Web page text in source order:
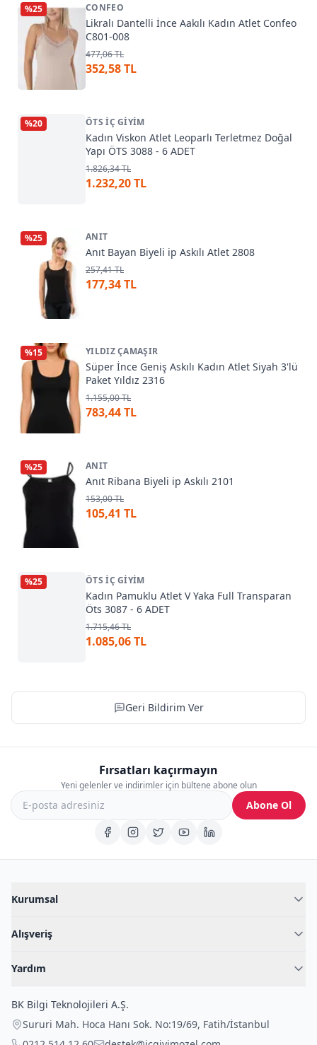
%25 CONFEO
Likralı Dantelli İnce Aakılı Kadın Atlet Confeo
C801-008
477,06 TL
352,58 TL
%20 ÖTS İÇ GIYIM
Kadın Viskon Atlet Leoparlı Terletmez Doğal
Yapı ÖTS 3088 - 6 ADET
1.826,34 TL
1.232,20 TL
%25 ANIT
Anıt Bayan Biyeli ip Askılı Atlet 2808
257,41 TL
177,34 TL
%15 YILDIZ ÇAMAŞIR
Süper İnce Geniş Askılı Kadın Atlet Siyah 3'lü
Paket Yıldız 2316
1.155,00 TL
783,44 TL
%25 ANIT
Anıt Ribana Biyeli ip Askılı 2101
153,00 TL
105,41 TL
%25 ÖTS İÇ GIYIM
Kadın Pamuklu Atlet V Yaka Full Transparan
Öts 3087 - 6 ADET
1.715,46 TL
1.085,06 TL
Geri Bildirim Ver
Fırsatları kaçırmayın
Yeni gelenler ve indirimler için bültene abone olun
Abone Ol
Kurumsal
Blog
İç Giyim Rehberi
Alışveriş
Fantazi İç Giyim
Çocuk İç Giyim
Yardım
İade Politikası
BK Bilgi Teknolojileri A.Ş.
Sururi Mah. Hoca Hanı Sok. No:19/69, Fatih/İstanbul